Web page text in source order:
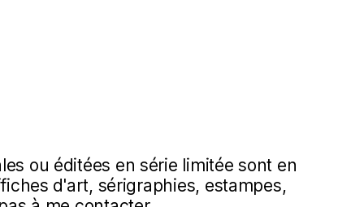
ou éditées en série limitée sont en
d'art, sérigraphies, estampes,